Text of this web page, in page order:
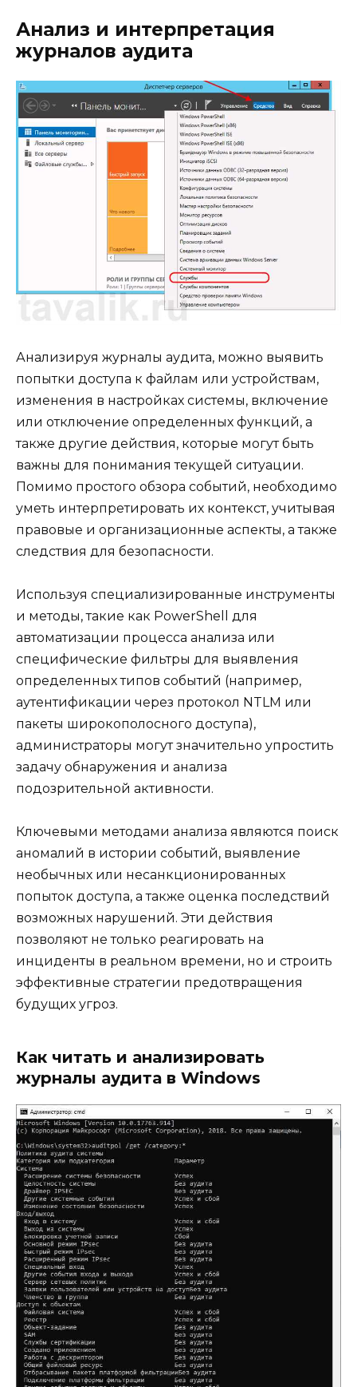
Анализ и интерпретация
журналов аудита
Анализируя журналы аудита, можно выявить
попытки доступа к файлам или устройствам,
изменения в настройках системы, включение
или отключение определенных функций, а
также другие действия, которые могут быть
важны для понимания текущей ситуации.
Помимо простого обзора событий, необходимо
уметь интерпретировать их контекст, учитывая
правовые и организационные аспекты, а также
следствия для безопасности.
Используя специализированные инструменты
и методы, такие как PowerShell для
автоматизации процесса анализа или
специфические фильтры для выявления
определенных типов событий (например,
аутентификации через протокол NTLM или
пакеты широкополосного доступа),
администраторы могут значительно упростить
задачу обнаружения и анализа
подозрительной активности.
Ключевыми методами анализа являются поиск
аномалий в истории событий, выявление
необычных или несанкционированных
попыток доступа, а также оценка последствий
возможных нарушений. Эти действия
позволяют не только реагировать на
инциденты в реальном времени, но и строить
эффективные стратегии предотвращения
будущих угроз.
Как читать и анализировать
журналы аудита в Windows